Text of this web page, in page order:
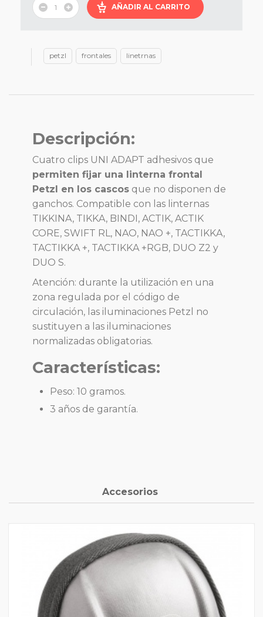
AÑADIR AL CARRITO
petzl frontales linetrnas
Descripción:
Cuatro clips UNI ADAPT adhesivos que
permiten fijar una linterna frontal
Petzl en los cascos que no disponen de
ganchos. Compatible con las linternas
TIKKINA, TIKKA, BINDI, ACTIK, ACTIK
CORE, SWIFT RL, NAO, NAO +, TACTIKKA,
TACTIKKA +, TACTIKKA +RGB, DUO Z2 y
DUO S.
Atención: durante la utilización en una
zona regulada por el código de
circulación, las iluminaciones Petzl no
sustituyen a las iluminaciones
normalizadas obligatorias.
Características:
Peso: 10 gramos.
3 años de garantía.
Accesorios